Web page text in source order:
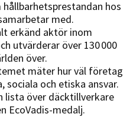
hos
med.
erkänd aktör inom
utvärderar över 130 000
över.
mäter hur väl företag
sociala och etiska ansvar.
lista över däcktillverkare
EcoVadis-medalj.